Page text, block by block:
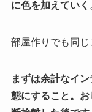
に色を加えていく
部屋作りでも同じ
まずは余計なイ
態にすること。お